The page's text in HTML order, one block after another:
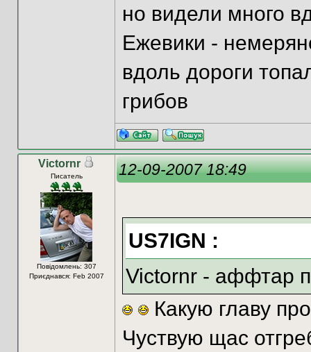
но видели много
Ежевики -
вдоль дороги
грибов
Victornr
Писатель
Повідомлень: 307
Приєднався: Feb 2007
12-09-2007 18:49
US7IGN :
Victornr - аффтар
Какую главу
Чуствую щас